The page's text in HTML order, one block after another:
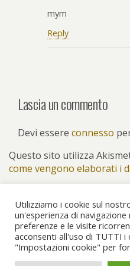
mym
Reply
Lascia un commento
Devi essere connesso
Questo sito utilizza
come vengono elaborati i
Dispositivo
Utilizziamo i cookie sul
un'esperienza di
preferenze e le visite
acconsenti all'uso di TUTTI
"Impostazioni cookie" per